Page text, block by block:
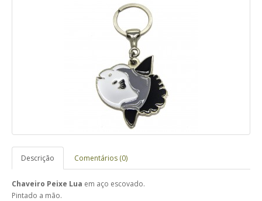
Descrição Comentários (0)
Chaveiro Peixe Lua em aço escovado.
Pintado a mão.